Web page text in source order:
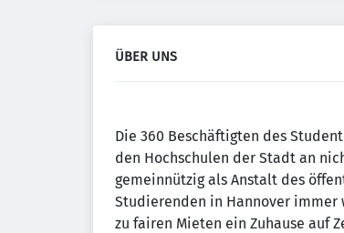
ÜBER UNS
Die 360 Beschäftigten des
den Hochschulen der Stadt an
gemeinnützig als Anstalt des
Studierenden in Hannover immer
zu fairen Mieten ein Zuhause auf